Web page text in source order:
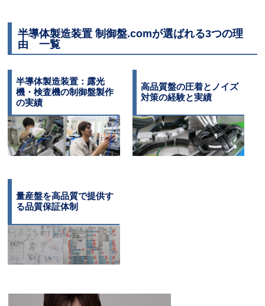
半導体製造装置 制御盤.comが選ばれる3つの理
由 一覧
半導体製造装置：露光
機・検査機の制御盤製作
の実績
高品質盤の圧着とノイズ
対策の経験と実績
量産盤を高品質で提供す
る品質保証体制